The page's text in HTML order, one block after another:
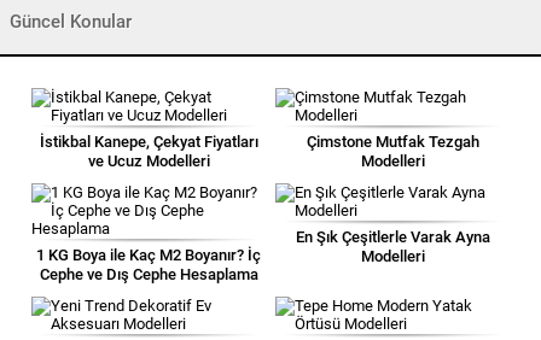
Güncel Konular
İstikbal Kanepe, Çekyat Fiyatları
ve Ucuz Modelleri
Çimstone Mutfak Tezgah
Modelleri
1 KG Boya ile Kaç M2 Boyanır? İç
Cephe ve Dış Cephe Hesaplama
En Şık Çeşitlerle Varak Ayna
Modelleri